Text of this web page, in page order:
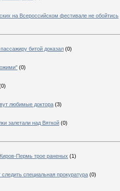
на Всероссийском фестивале не обойтись
битой доказал (0)
(0)
любимые доктора (3)
залетали над Вяткой (0)
Пермь трое раненых (1)
специальная прокуратура (0)